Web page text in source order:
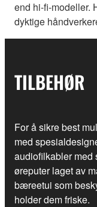
end hi-fi-modeller.
dyktige
TILBEHØR
For å sikre best
med
audiofilkabler med
øreputer laget av
bæreetui som
holder dem friske.